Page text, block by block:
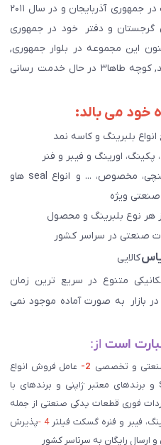
۲۰۰۳ تحت عنوان شرکت اوروپلاست در جمهوری آذربایجان و در سال ۲۰۱۱
گرجستان و دفتر خود در جمهوری
این مجموعه در بلوار جمهوری,
دروازه قرآن, بلوار نصر, خیابان سمند, کوچه طاها۳ در حال خدمت رسانی
خود می بالد:
بلبرینگ و کاسه نمد
اورینگ و فیبر و فنر
* تنها مرجع توزیع بلبرینگ های اینچی، مخصوص، ... و انواع seal هاو
ويژه
هر نوع بلبرینگ و محصول
صنعتی در سراسر کشور
کالایی
متنوع در سریع ترین زمان
بازار به صورت آماده موجود نمی
است از:
صنعتی و تخصصی 2-
عامل فروش انواع
بلبرینگ با مارکهای تجاری SKF & FAG و برندهای معتبر ژاپنی و برندهای با
فوری قطعات یدکی صنعتی از جمله
فیبر و فنره گسکت فیلتر4 - پذیرش
ارسال رایگان به سرتاسر کشور